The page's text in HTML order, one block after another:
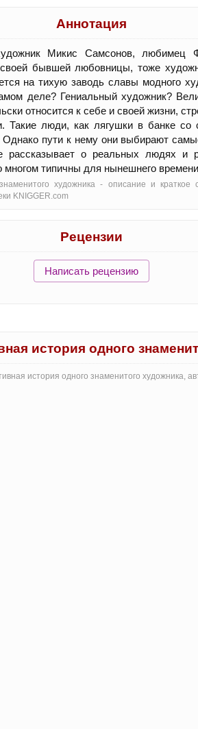
Аннотация
Микис Самсонов, любимец
бывшей любовницы, тоже
на тихую заводь славы модного
деле? Гениальный художник?
относится к себе и своей жизни,
Такие люди, как лягушки в банке со
Однако пути к нему они выбирают
рассказывает о реальных людях и
многом типичны для нынешнего
художника - oписание и
KNIGGER.com
Рецензии
Написать рецензию
история одного
история одного знаменитого художника,